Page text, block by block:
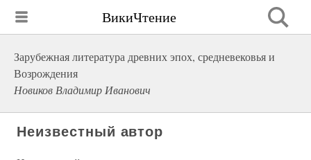
ВикиЧтение
Зарубежная литература древних эпох, средневековья и
Возрождения
Новиков Владимир Иванович
Неизвестный автор